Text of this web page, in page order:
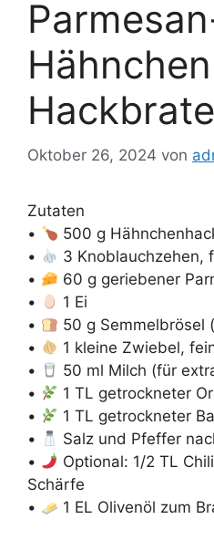
Oktober 26, 2024 von
Zutaten
•
500 g
•
3 Knoblauchzehen,
•
60 g geriebener
•
1 Ei
•
50 g Semmelbrösel
•
1 kleine Zwiebel,
•
50 ml Milch (für
•
1 TL getrockneter
•
1 TL getrockneter
•
Salz und Pfeffer
•
Optional: 1/2 TL
Schärfe
•
1 EL Olivenöl zum